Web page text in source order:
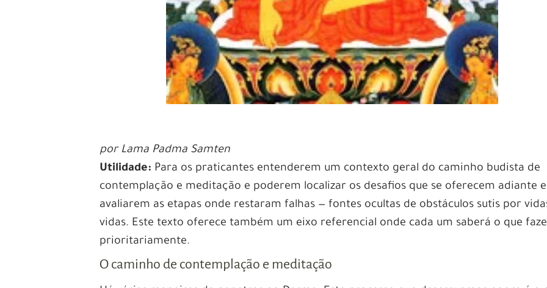
por Lama Padma Samten
Utilidade: Para os praticantes entenderem um contexto geral do caminho budista de
contemplação e meditação e poderem localizar os desafios que se oferecem adiante e
avaliarem as etapas onde restaram falhas — fontes ocultas de obstáculos sutis por
vidas. Este texto oferece também um eixo referencial onde cada um saberá o que
prioritariamente.
O caminho de contemplação e meditação